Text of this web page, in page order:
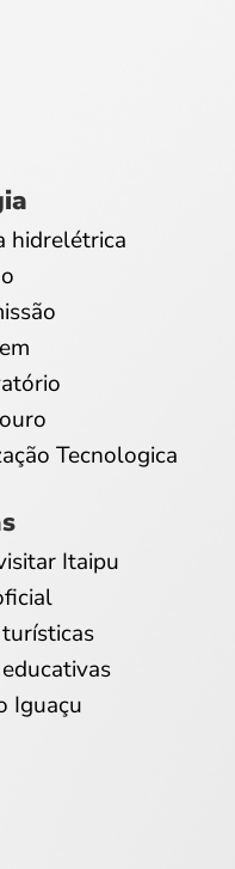
hidrelétrica
Tecnologica
Itaipu
Iguaçu